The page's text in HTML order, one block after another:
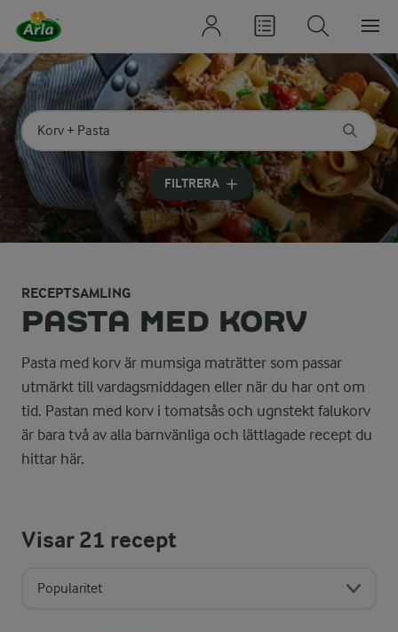
Sök på kategori eller ingrediens
Skriv in sökord för att få förslag
FILTRERA
RECEPTSAMLING
PASTA MED KORV
Pasta med korv är mumsiga maträtter som passar
utmärkt till vardagsmiddagen eller när du har ont om
tid. Pastan med korv i tomatsås och ugnstekt falukorv
är bara två av alla barnvänliga och lättlagade recept du
hittar här.
Visar21 recept
Popularitet